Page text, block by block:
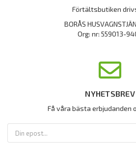
Förtältsbutiken
BORÅS
Org: nr: 559013-
NYHETSBREV
Få våra bästa erbjudanden